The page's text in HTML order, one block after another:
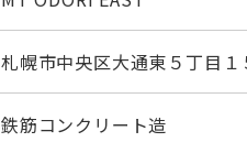
札幌市中央区大通東５丁目１
鉄筋コンクリート造